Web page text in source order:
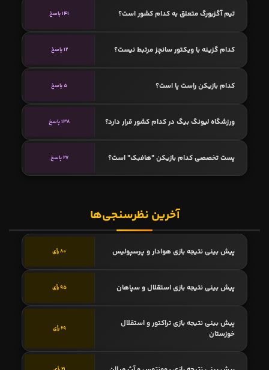
تیم آگزبورگ متعلق به کدام کشور است؟ 141 پاسخ
کدام گزینه با ویکتور سانچز مرتبط نیست؟ 12 پاسخ
کدام بازیکن راست پا است؟ 5 پاسخ
ورزشگاه لیونگ بیگ در کدام کشور قرار دارد؟ 138 پاسخ
پست تخصصی کدام بازیکن "هافبک" است؟ 27 پاسخ
آخرین نظرسنجی‌ها
پیش بینی نتیجه بازی هوادار و پرسپولیس 80 رأی
پیش بینی نتیجه بازی استقلال و سپاهان 95 رأی
پیش بینی نتیجه بازی تراکتور و استقلال
خوزستان
69 رأی